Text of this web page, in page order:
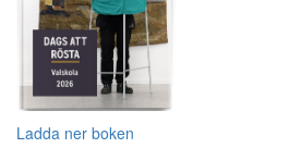
Ladda ner boken